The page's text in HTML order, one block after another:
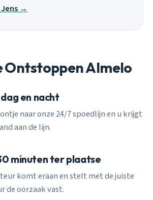
→
Ontstoppen Almelo
en nacht
naar onze 24/7 spoedlijn en u krijgt
aan de lijn.
minuten ter plaatse
komt eraan en stelt met de juiste
de oorzaak vast.